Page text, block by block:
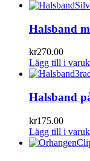
Halsband
kr270.00
Lägg till i
Halsband
kr175.00
Lägg till i